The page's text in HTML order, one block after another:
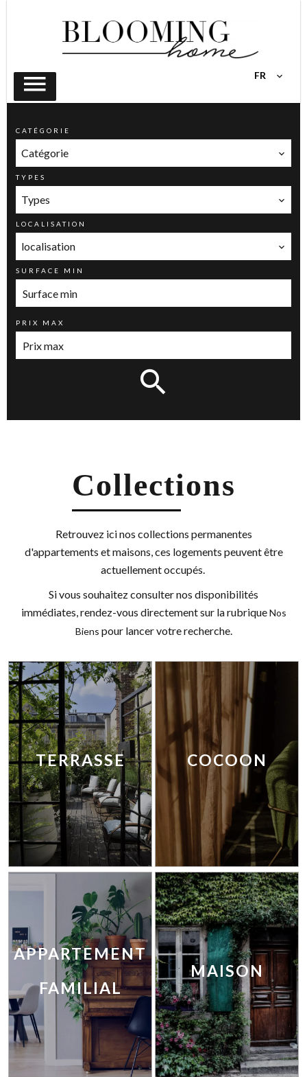
FR
CATÉGORIE
Catégorie
TYPES
Types
LOCALISATION
localisation
SURFACE MIN
PRIX MAX
Collections
Retrouvez ici nos collections permanentes
d'appartements et maisons, ces logements peuvent être
actuellement occupés.
Si vous souhaitez consulter nos disponibilités
immédiates, rendez-vous directement sur la rubriqueNos
Biens pour lancer votre recherche.
TERRASSE COCOON
APPARTEMENT
FAMILIAL
MAISON